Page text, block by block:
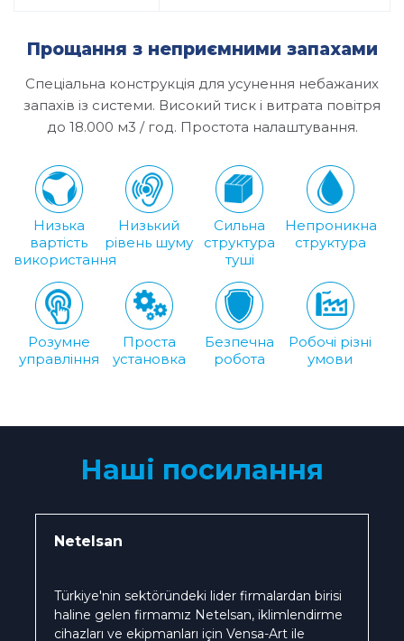
Прощання з неприємними запахами
Спеціальна конструкція для усунення небажаних
запахів із системи. Високий тиск і витрата повітря
до 18.000 м3 / год. Простота налаштування.
Низька
вартість
використання
Низький
рівень шуму
Сильна
структура
туші
Непроникна
структура
Розумне
управління
Проста
установка
Безпечна
робота
Робочі різні
умови
Наші посилання
Netelsan
Türkiye'nin sektöründeki lider firmalardan birisi
haline gelen firmamız Netelsan, iklimlendirme
cihazları ve ekipmanları için Vensa-Art ile